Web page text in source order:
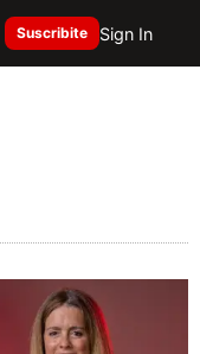
Suscribite Sign In